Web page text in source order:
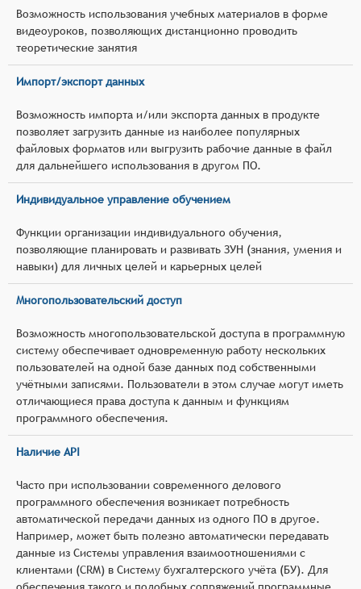
Возможность использования учебных материалов в форме
видеоуроков, позволяющих дистанционно проводить
теоретические занятия
Импорт/экспорт данных
Возможность импорта и/или экспорта данных в продукте
позволяет загрузить данные из наиболее популярных
файловых форматов или выгрузить рабочие данные в файл
для дальнейшего использования в другом ПО.
Индивидуальное управление обучением
Функции организации индивидуального обучения,
позволяющие планировать и развивать ЗУН (знания, умения и
навыки) для личных целей и карьерных целей
Многопользовательский доступ
Возможность многопользовательской доступа в программную
систему обеспечивает одновременную работу нескольких
пользователей на одной базе данных под собственными
учётными записями. Пользователи в этом случае могут иметь
отличающиеся права доступа к данным и функциям
программного обеспечения.
Наличие API
Часто при использовании современного делового
программного обеспечения возникает потребность
автоматической передачи данных из одного ПО в другое.
Например, может быть полезно автоматически передавать
данные из Системы управления взаимоотношениями с
клиентами (CRM) в Систему бухгалтерского учёта (БУ). Для